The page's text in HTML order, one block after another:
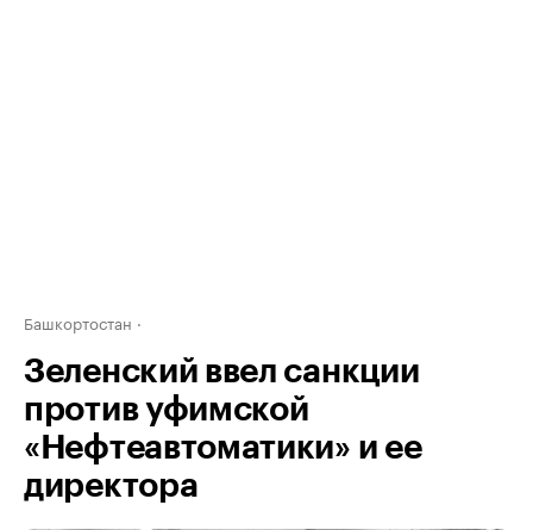
Башкортостан
Зеленский ввел санкции
против уфимской
«Нефтеавтоматики» и ее
директора